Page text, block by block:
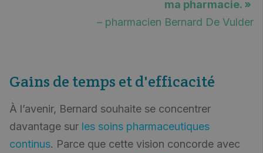
ma pharmacie. »
– pharmacien Bernard De Vulder
Gains de temps et d'efficacité
À l’avenir, Bernard souhaite se concentrer
davantage sur les soins pharmaceutiques
continus. Parce que cette vision concorde avec